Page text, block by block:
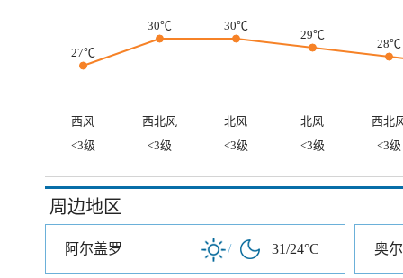
27℃
30℃ 30℃
29℃
28℃
西风 西北风 北风 北风
西北
<3级
<3级 <3级 <3级 <3级
周边地区
阿尔盖罗 / 31/24°C 奥